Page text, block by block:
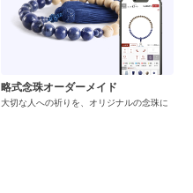
略式念珠オーダーメイド
大切な人への祈りを、オリジナルの念珠に